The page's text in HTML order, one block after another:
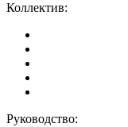
Коллектив:
Руководство: